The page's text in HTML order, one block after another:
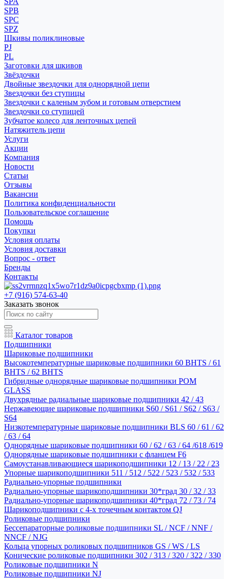
SPB
SPC
SPZ
Шкивы поликлиновые
PJ
PL
Заготовки для шкивов
Звёздочки
Двойные звездочки для однорядной цепи
Звездочки без ступицы
Звездочки с каленым зубом и готовым отверстием
Звездочки со ступицей
Зубчатое колесо для ленточных цепей
Натяжитель цепи
Услуги
Акции
Компания
Новости
Статьи
Отзывы
Вакансии
Политика конфиденциальности
Пользовательское соглашение
Помощь
Покупки
Условия оплаты
Условия доставки
Вопрос - ответ
Бренды
Контакты
+7 (916) 574-63-40
Заказать звонок
Каталог товаров
Подшипники
Шариковые подшипники
Высокотемпературные шариковые подшипники 60 BHTS / 61
BHTS / 62 BHTS
Гибридные однорядные шариковые подшипники POM
GLASS
Двухрядные радиальные шариковые подшипники 42 / 43
Нержавеющие шариковые подшипники S60 / S61 / S62 / S63 /
S64
Низкотемпературные шариковые подшипники BLS 60 / 61 / 62
/ 63 / 64
Однорядные шариковые подшипники 60 / 62 / 63 / 64 /618 /619
Однорядные шариковые подшипники с фланцем F6
Самоустанавливающиеся шарикоподшипники 12 / 13 / 22 / 23
Упорные шарикоподшипники 511 / 512 / 522 / 523 / 532 / 533
Радиально-упорные подшипники
Радиально-упорные шарикоподшипники 30*град 30 / 32 / 33
Радиально-упорные шарикоподшипники 40*град 72 / 73 / 74
Шарикоподшипники с 4-х точечным контактом QJ
Роликовые подшипники
Бессепараторные роликовые подшипники SL / NCF / NNF /
NNCF / NJG
Кольца упорных роликовых подшипников GS / WS / LS
Конические роликовые подшипники 302 / 313 / 320 / 322 / 330
Роликовые подшипники N
Роликовые подшипники NJ